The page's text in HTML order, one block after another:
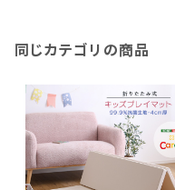
同じカテゴリの商品